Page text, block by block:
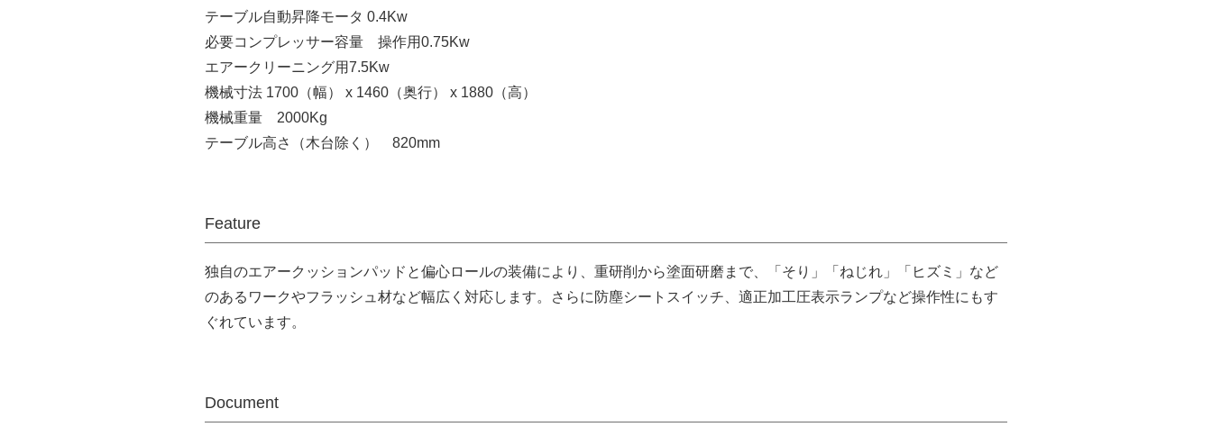
テーブル自動昇降モータ 0.4Kw
必要コンプレッサー容量 操作用0.75Kw
エアークリーニング用7.5Kw
機械寸法 1700（幅） x 1460（奥行） x 1880（高）
機械重量 2000Kg
テーブル高さ（木台除く） 820mm
Feature
独自のエアークッションパッドと偏心ロールの装備により、重研削から塗面研磨まで、「そり」「ねじれ」「ヒズミ」など
のあるワークやフラッシュ材など幅広く対応します。さらに防塵シートスイッチ、適正加工圧表示ランプなど操作性にもす
ぐれています。
Document